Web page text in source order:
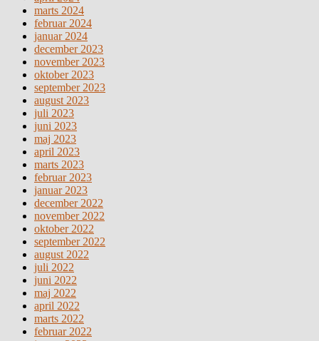
marts 2024
februar 2024
januar 2024
december 2023
november 2023
oktober 2023
september 2023
august 2023
juli 2023
juni 2023
maj 2023
april 2023
marts 2023
februar 2023
januar 2023
december 2022
november 2022
oktober 2022
september 2022
august 2022
juli 2022
juni 2022
maj 2022
april 2022
marts 2022
februar 2022